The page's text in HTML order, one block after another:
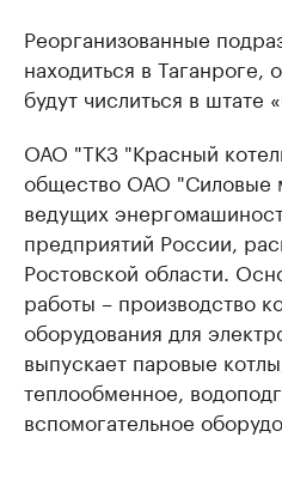
Реорганизованные
находиться в Таганроге,
будут числиться в штате
ОАО "ТКЗ "Красный
общество ОАО "Силовые
ведущих
предприятий России,
Ростовской области.
работы – производство
оборудования для
выпускает паровые
теплообменное,
вспомогательное